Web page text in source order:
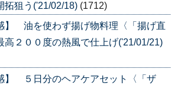
拓狙う('21/02/18) (1712)
】 油を使わず揚げ物料理〈「揚げ直
高２００度の熱風で仕上げ('21/01/21)
】 ５日分のヘアケアセット〈「ザ